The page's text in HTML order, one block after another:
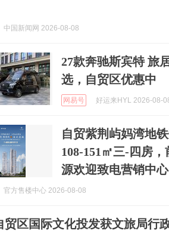
中国新闻网 2026-08-08
27款奔驰斯宾特 旅
选，自贸区优惠中
网易号 好运来HYL 2026-08-
自贸紫荆屿妈湾地
108‑151㎡三‑四房
源欢迎致电营销中
官方售楼中心 2026-08-08
贸区国际文化投发获文旅局行